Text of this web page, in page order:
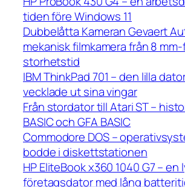
tiden före Windows 11
Dubbelåtta Kameran Gevaert
mekanisk filmkamera från 8
storhetstid
IBM ThinkPad 701 – den lilla
vecklade ut sina vingar
Från stordator till Atari ST –
BASIC och GFA BASIC
Commodore DOS –
bodde i diskettstationen
HP EliteBook x360 1040 G7 – en
företagsdator med lång